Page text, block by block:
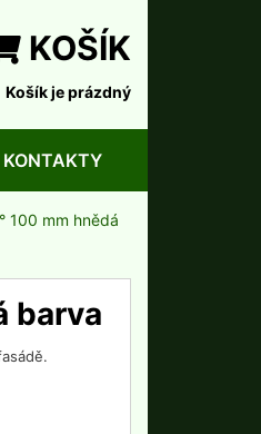
KOŠÍK
Košík je prázdný
KONTAKTY
100 mm hnědá
barva